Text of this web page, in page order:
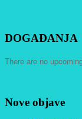
DOGAĐANJA
There are no
Nove objave